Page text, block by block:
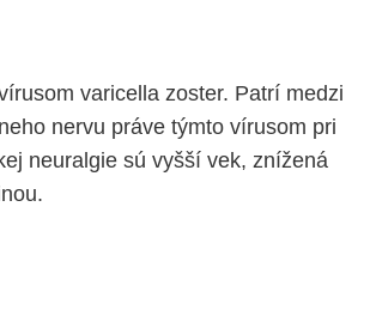
varicella zoster. Patrí medzi
nervu práve týmto vírusom pri
neuralgie sú vyšší vek, znížená